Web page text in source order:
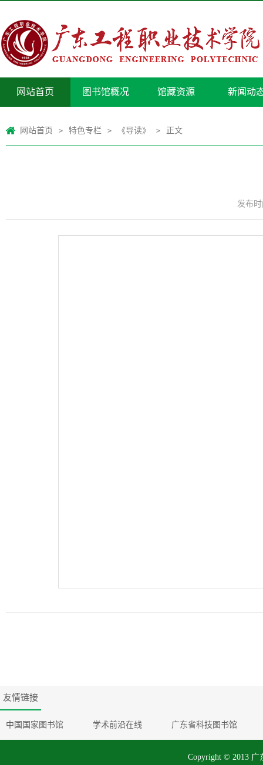
网站首页 图书馆概况 馆藏资源 新闻动
网站首页 > 特色专栏 > 《导读》 > 正文
发布时
友情链接
中国国家图书馆 学术前沿在线 广东省科技图书馆
Copyright © 2013 广